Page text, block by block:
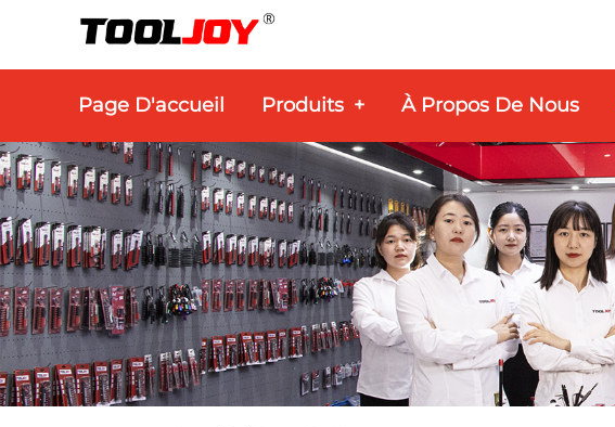
Page D'accueil Produits + À Propos De Nous